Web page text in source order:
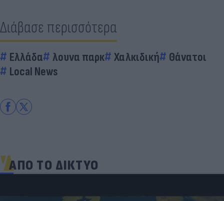
Διάβασε περισσότερα
Ελλάδα λουνα παρκ Χαλκιδική
Θάνατοι
Local News
ΑΠΟ ΤΟ ΔΙΚΤΥΟ